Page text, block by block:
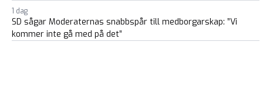
1 dag
SD sågar Moderaternas snabbspår till medborgarskap: ”Vi
kommer inte gå med på det”